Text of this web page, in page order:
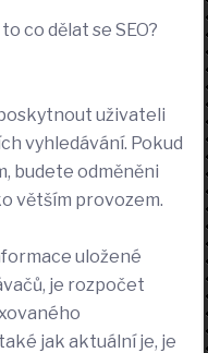
co dělat se SEO?
uživateli
vyhledávání. Pokud
budete odměněni
větším provozem.
uložené
je rozpočet
jak aktuální je, je